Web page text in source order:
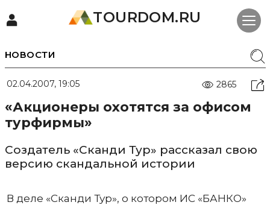
TOURDOM.RU
НОВОСТИ
02.04.2007, 19:05 2865
«Акционеры охотятся за офисом
турфирмы»
Создатель «Сканди Тур» рассказал свою
версию скандальной истории
В деле «Сканди Тур», о котором ИС «БАНКО»